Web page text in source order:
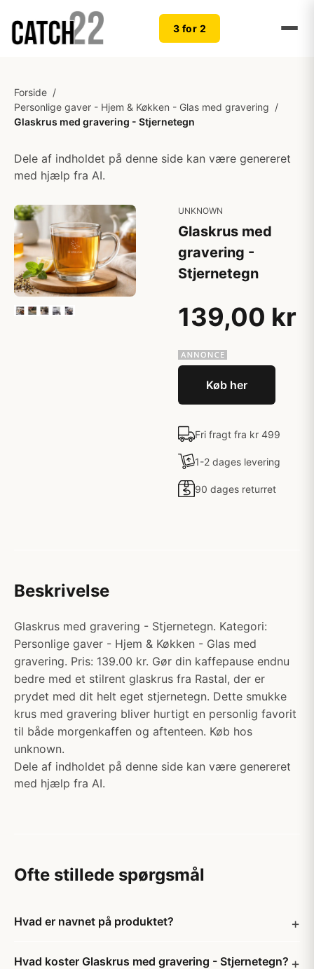
3 for 2
Forside /
Personlige gaver - Hjem & Køkken - Glas med gravering /
Glaskrus med gravering - Stjernetegn
Dele af indholdet på denne side kan være genereret
med hjælp fra AI.
UNKNOWN
Glaskrus med
gravering -
Stjernetegn
139,00 kr
Køb her
Fri fragt fra kr 499
1-2 dages levering
90 dages returret
Beskrivelse
Glaskrus med gravering - Stjernetegn. Kategori:
Personlige gaver - Hjem & Køkken - Glas med
gravering. Pris: 139.00 kr. Gør din kaffepause endnu
bedre med et stilrent glaskrus fra Rastal, der er
prydet med dit helt eget stjernetegn. Dette smukke
krus med gravering bliver hurtigt en personlig favorit
til både morgenkaffen og aftenteen. Køb hos
unknown.
Dele af indholdet på denne side kan være genereret
med hjælp fra AI.
Ofte stillede spørgsmål
Hvad er navnet på produktet?
Hvad koster Glaskrus med gravering - Stjernetegn?